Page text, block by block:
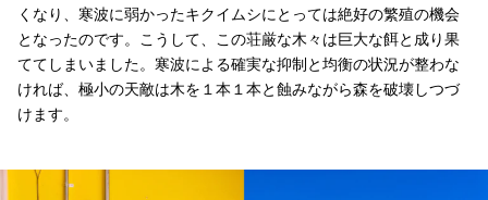
くなり、寒波に弱かったキクイムシにとっては絶好の繁殖の機会
となったのです。こうして、この荘厳な木々は巨大な餌と成り果
ててしまいました。寒波による確実な抑制と均衡の状況が整わな
ければ、極小の天敵は木を１本１本と蝕みながら森を破壊しつづ
けます。